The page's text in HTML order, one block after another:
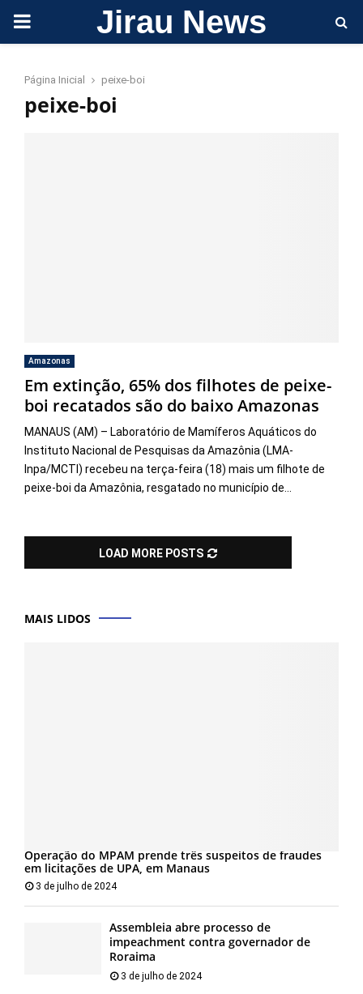
PRIMARY Jirau News
Página Inicial peixe-boi
peixe-boi
Amazonas
Em extinção, 65% dos filhotes de peixe-
boi recatados são do baixo Amazonas
MANAUS (AM) – Laboratório de Mamíferos Aquáticos do
Instituto Nacional de Pesquisas da Amazônia (LMA-
Inpa/MCTI) recebeu na terça-feira (18) mais um filhote de
peixe-boi da Amazônia, resgatado no município de...
LOAD MORE POSTS
MAIS LIDOS
Operação do MPAM prende três suspeitos de fraudes
em licitações de UPA, em Manaus
3 de julho de 2024
Assembleia abre processo de
impeachment contra governador de
Roraima
3 de julho de 2024